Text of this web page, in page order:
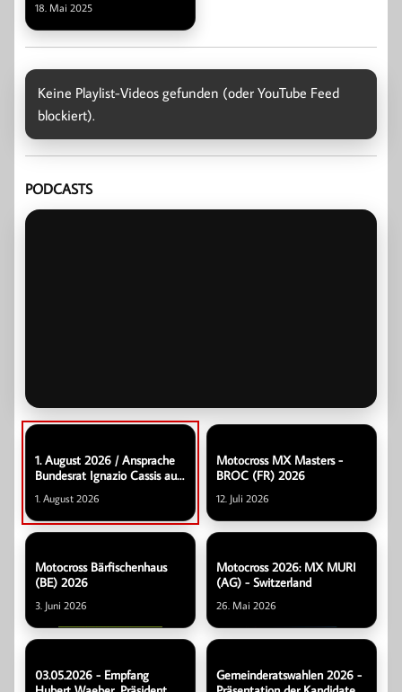
18. Mai 2025
Keine Playlist-Videos gefunden (oder YouTube Feed
blockiert).
PODCASTS
1. August 2026 / Ansprache
Bundesrat Ignazio Cassis aus
Ottisberg/Düdingen
1. August 2026
Motocross MX Masters -
BROC (FR) 2026
12. Juli 2026
Motocross Bärfischenhaus
(BE) 2026
3. Juni 2026
Motocross 2026: MX MURI
(AG) - Switzerland
26. Mai 2026
03.05.2026 - Empfang
Gemeinderatswahlen 2026 -